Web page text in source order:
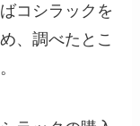
コシラックを
、調べたとこ